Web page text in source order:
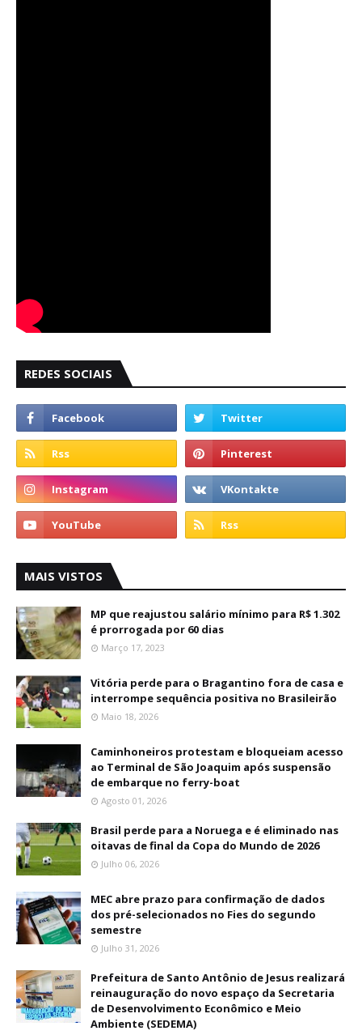
REDES SOCIAIS
MAIS VISTOS
MP que reajustou salário mínimo para R$ 1.302
é prorrogada por 60 dias
Março 17, 2023
Vitória perde para o Bragantino fora de casa e
interrompe sequência positiva no Brasileirão
Maio 18, 2026
Caminhoneiros protestam e bloqueiam acesso
ao Terminal de São Joaquim após suspensão
de embarque no ferry-boat
Agosto 01, 2026
Brasil perde para a Noruega e é eliminado nas
oitavas de final da Copa do Mundo de 2026
Julho 06, 2026
MEC abre prazo para confirmação de dados
dos pré-selecionados no Fies do segundo
semestre
Julho 31, 2026
Prefeitura de Santo Antônio de Jesus realizará
reinauguração do novo espaço da Secretaria
de Desenvolvimento Econômico e Meio
Ambiente (SEDEMA)